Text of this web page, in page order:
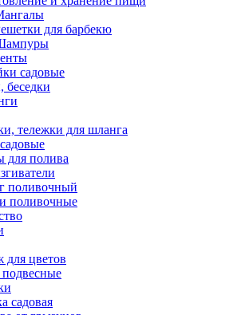
для барбекю
садовые
тележки для шланга
для полива
поливочный
поливочные
для цветов
садовая